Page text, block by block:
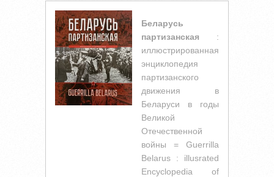
Беларусь
партизанская :
иллюстрированная
энциклопедия
партизанского
движения в
Беларуси в годы
Великой
Отечественной
войны = Guerrilla
Belarus : illusrated
Encyclopedia of